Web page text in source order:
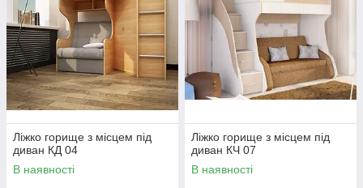
Ціна залежить від категорії кольору ЛДСП. Ціни в
певному кольорі уточнюйте.
Стандартні кольори:венге, сонома, білий, дуб
молочний, трюфель, рожевий, лайм, лаванда, синій,
оранж, горіх, яблоня. На всі решту кольрів потрібно
уточнювати ціну.
Ліжко горище з місцем під
диван КД 04
В наявності
Ліжко горище з місцем під
диван КЧ 07
В наявності